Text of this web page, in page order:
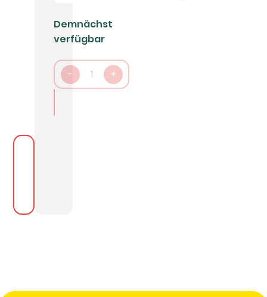
Demnächst
verfügbar
- 1 +